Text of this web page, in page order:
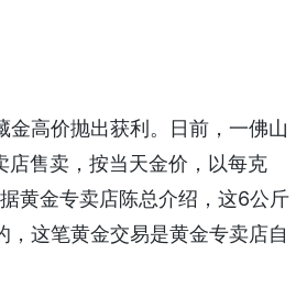
高价抛出获利。日前，一佛山
店售卖，按当天金价，以每克
黄金专卖店陈总介绍，这6公斤
这笔黄金交易是黄金专卖店自